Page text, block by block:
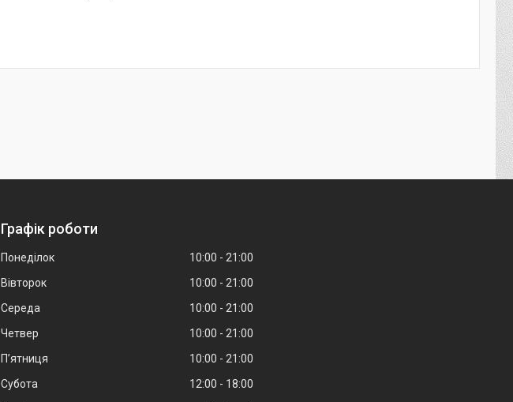
Графік роботи
Понеділок 10:00
21:00
Вівторок
10:00
21:00
Середа
10:00
21:00
Четвер
10:00
21:00
Пʼятниця
10:00
21:00
Субота
12:00
18:00